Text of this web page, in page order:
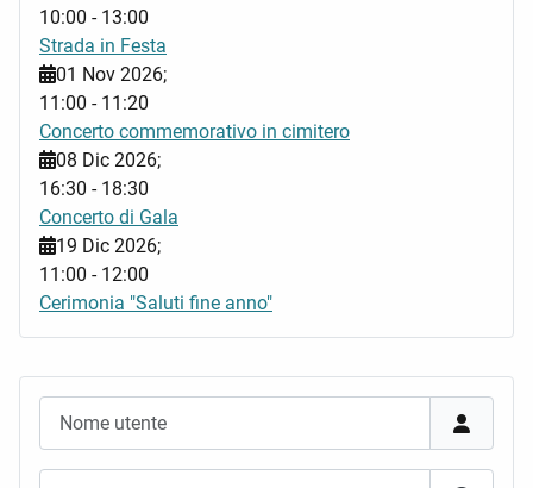
10:00 - 13:00
Strada in Festa
01 Nov 2026;
11:00 - 11:20
Concerto commemorativo in cimitero
08 Dic 2026;
16:30 - 18:30
Concerto di Gala
19 Dic 2026;
11:00 - 12:00
Cerimonia "Saluti fine anno"